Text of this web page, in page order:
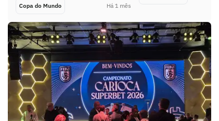
Copa do Mundo Há 1 mês